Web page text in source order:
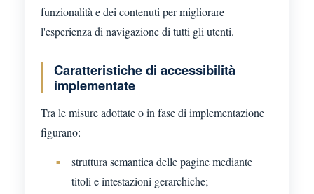
funzionalità e dei contenuti per migliorare
l'esperienza di navigazione di tutti gli utenti.
Caratteristiche di accessibilità
implementate
Tra le misure adottate o in fase di implementazione
figurano:
struttura semantica delle pagine mediante
titoli e intestazioni gerarchiche;